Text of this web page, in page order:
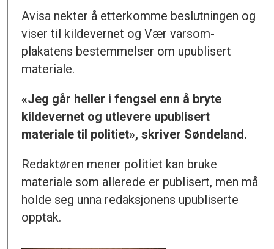
Avisa nekter å etterkomme beslutningen og
viser til kildevernet og Vær varsom-
plakatens bestemmelser om upublisert
materiale.
«Jeg går heller i fengsel enn å bryte
kildevernet og utlevere upublisert
materiale til politiet», skriver Søndeland.
Redaktøren mener politiet kan bruke
materiale som allerede er publisert, men må
holde seg unna redaksjonens upubliserte
opptak.